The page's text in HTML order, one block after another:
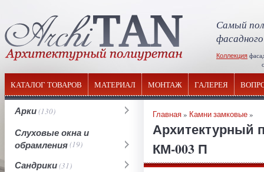
Самый
Коллекция
КАТАЛОГ ТОВАРОВ МАТЕРИАЛ МОНТАЖ ГАЛЕРЕЯ
Арки(130)
Слуховые окна и
обрамления(19)
Сандрики(31)
Главная» Камни замковые»
Архитектурный
КМ-003 П